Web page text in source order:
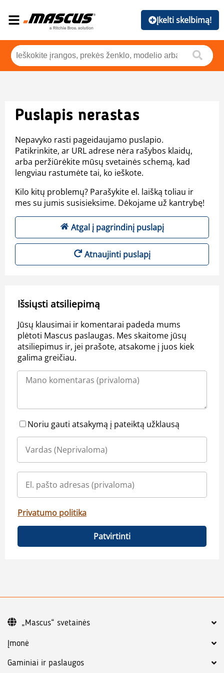
Įkelti skelbimą!
Puslapis nerastas
Nepavyko rasti pageidaujamo puslapio.
Patikrinkite, ar URL adrese nėra rašybos klaidų,
arba peržiūrėkite mūsų svetainės schemą, kad
lengviau rastumėte tai, ko ieškote.
Kilo kitų problemų? Parašykite el. laišką toliau ir
mes su jumis susisieksime. Dėkojame už kantrybę!
Atgal į pagrindinį puslapį
Atnaujinti puslapį
Išsiųsti atsiliepimą
Jūsų klausimai ir komentarai padeda mums
plėtoti Mascus paslaugas. Mes skaitome jūsų
atsiliepimus ir, jei prašote, atsakome į juos kiek
galima greičiau.
Noriu gauti atsakymą į pateiktą užklausą
Privatumo politika
Patvirtinti
Įmonė
Gaminiai ir paslaugos
„Mascus“ svetainės